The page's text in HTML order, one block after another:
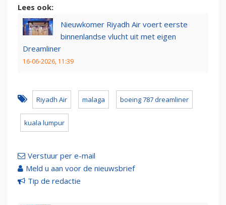
Lees ook:
Nieuwkomer Riyadh Air voert eerste
binnenlandse vlucht uit met eigen
Dreamliner
16-06-2026, 11:39
Riyadh Air malaga boeing 787 dreamliner
kuala lumpur
Verstuur per e-mail
Meld u aan voor de nieuwsbrief
Tip de redactie